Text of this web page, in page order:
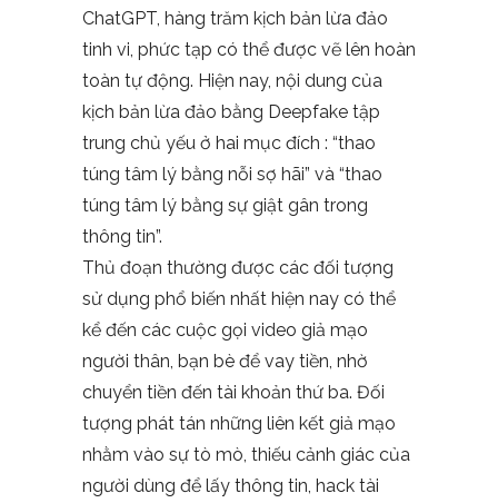
ChatGPT, hàng trăm kịch bản lừa đảo
tinh vi, phức tạp có thể được vẽ lên hoàn
toàn tự động. Hiện nay, nội dung của
kịch bản lừa đảo bằng Deepfake tập
trung chủ yếu ở hai mục đích : “thao
túng tâm lý bằng nỗi sợ hãi” và “thao
túng tâm lý bằng sự giật gân trong
thông tin”.
Thủ đoạn thường được các đối tượng
sử dụng phổ biến nhất hiện nay có thể
kể đến các cuộc gọi video giả mạo
người thân, bạn bè để vay tiền, nhờ
chuyển tiền đến tài khoản thứ ba. Đối
tượng phát tán những liên kết giả mạo
nhằm vào sự tò mò, thiếu cảnh giác của
người dùng để lấy thông tin, hack tài